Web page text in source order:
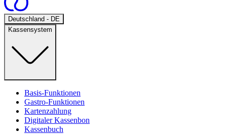
Deutschland - DE
Kassensystem
Basis-Funktionen
Gastro-Funktionen
Kartenzahlung
Digitaler Kassenbon
Kassenbuch